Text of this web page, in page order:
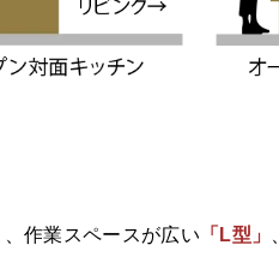
、作業スペースが広い 「L型」